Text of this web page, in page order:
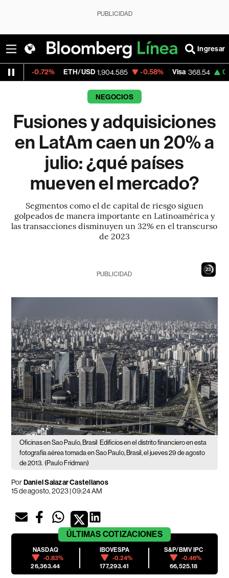
PUBLICIDAD
Ingresar
ETH/USD 1,904.585 -0.58% Visa 368.54 0.00%
NEGOCIOS
Fusiones y adquisiciones
en LatAm caen un 20% a
julio: ¿qué países
mueven el mercado?
Segmentos como el de capital de riesgo siguen
golpeados de manera importante en Latinoamérica y
las transacciones disminuyen un 32% en el transcurso
de 2023
21
PUBLICIDAD
Oficinas en Sao Paulo, Brasil Edificios en el distrito financiero en esta
fotografía aérea tomada en Sao Paulo, Brasil, el jueves 29 de agosto
de 2013. (Paulo Fridman)
PorDaniel Salazar Castellanos
15 de agosto, 2023 | 09:24 AM
ÚLTIMAS COTIZACIONES
NASDAQ
-0.83%
26,363.44
IBOVESPA
-0.24%
177,293.41
S&P/BMV IPC
-0.46%
66,525.18